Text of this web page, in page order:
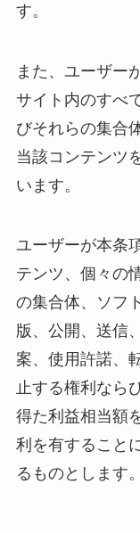
す。
また、ユーザー
サイト内のすべ
びそれらの集合
当該コンテンツ
います。
ユーザーが本条
テンツ、個々の
の集合体、ソフ
版、公開、送信
案、使用許諾、
止する権利なら
得た利益相当額
利を有すること
るものとします。